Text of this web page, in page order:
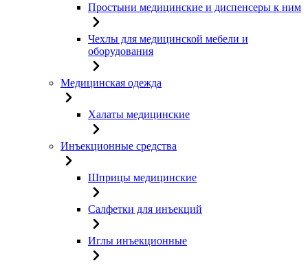
Простыни медицинские и диспенсеры к ним
Чехлы для медицинской мебели и
оборудования
Медицинская одежда
Халаты медицинские
Инъекционные средства
Шприцы медицинские
Салфетки для инъекций
Иглы инъекционные